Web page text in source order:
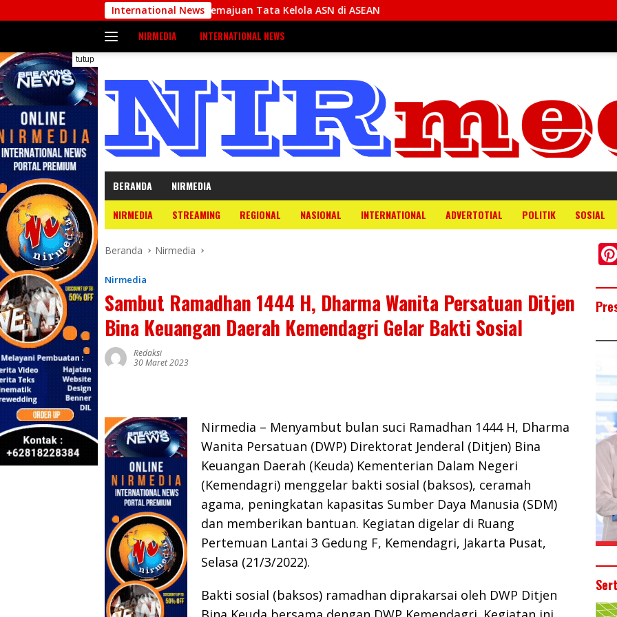
ke
International News
Kamboja untuk Kemajuan Tata Kelola ASN di ASEAN
NIRMEDIA INTERNATIONAL NEWS
tutup
BERANDA
NIRMEDIA
NIRMEDIA
STREAMING REGIONAL NASIONAL INTERNATIONAL ADVERTOTIAL POLITIK SOSIAL
Beranda Nirmedia
Nirmedia
Sambut Ramadhan 1444 H, Dharma Wanita Persatuan Ditjen
Bina Keuangan Daerah Kemendagri Gelar Bakti Sosial
Redaksi
30 Maret 2023
Nirmedia – Menyambut bulan suci Ramadhan 1444 H, Dharma
Wanita Persatuan (DWP) Direktorat Jenderal (Ditjen) Bina
Keuangan Daerah (Keuda) Kementerian Dalam Negeri
(Kemendagri) menggelar bakti sosial (baksos), ceramah
agama, peningkatan kapasitas Sumber Daya Manusia (SDM)
dan memberikan bantuan. Kegiatan digelar di Ruang
Pertemuan Lantai 3 Gedung F, Kemendagri, Jakarta Pusat,
Selasa (21/3/2022).
Bakti sosial (baksos) ramadhan diprakarsai oleh DWP Ditjen